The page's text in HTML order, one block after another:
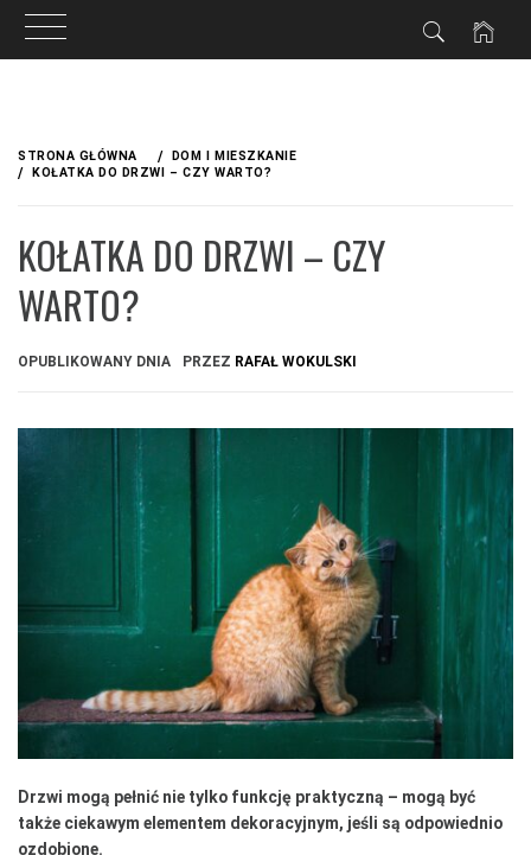
treściSTRONA GŁÓWNA
DOM I MIESZKANIE
KOŁATKA DO DRZWI – CZY WARTO?
KOŁATKA DO DRZWI – CZY
WARTO?
OPUBLIKOWANY DNIA PRZEZ RAFAŁ WOKULSKI
Drzwi mogą pełnić nie tylko funkcję praktyczną – mogą być
także ciekawym elementem dekoracyjnym, jeśli są odpowiednio
ozdobione.